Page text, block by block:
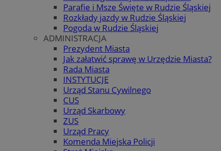
Parafie i Msze Święte w Rudzie Śląskiej
Rozkłady jazdy w Rudzie Śląskiej
Pogoda w Rudzie Śląskiej
ADMINISTRACJA
Prezydent Miasta
Jak załatwić sprawę w Urzędzie Miasta?
Rada Miasta
INSTYTUCJE
Urząd Stanu Cywilnego
CUS
Urząd Skarbowy
ZUS
Urząd Pracy
Komenda Miejska Policji